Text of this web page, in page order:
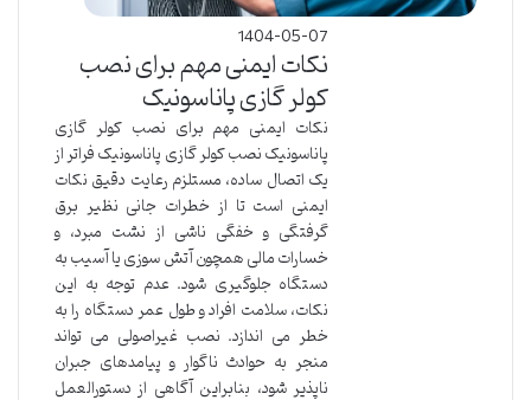
1404-05-07
نکات ایمنی مهم برای نصب
کولر گازی پاناسونیک
نکات ایمنی مهم برای نصب کولر گازی
پاناسونیک نصب کولر گازی پاناسونیک فراتر از
یک اتصال ساده، مستلزم رعایت دقیق نکات
ایمنی است تا از خطرات جانی نظیر برق
گرفتگی و خفگی ناشی از نشت مبرد، و
خسارات مالی همچون آتش سوزی یا آسیب به
دستگاه جلوگیری شود. عدم توجه به این
نکات، سلامت افراد و طول عمر دستگاه را به
خطر می اندازد. نصب غیراصولی می تواند
منجر به حوادث ناگوار و پیامدهای جبران
ناپذیر شود، بنابراین آگاهی از دستورالعمل